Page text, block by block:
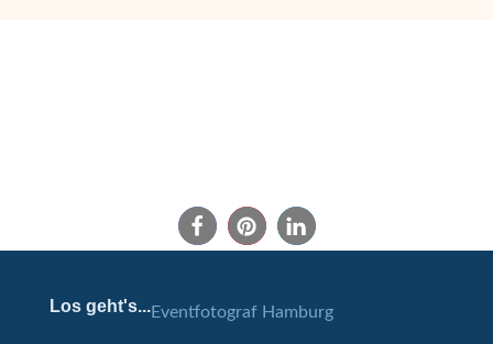
Los geht's...Eventfotograf Hamburg